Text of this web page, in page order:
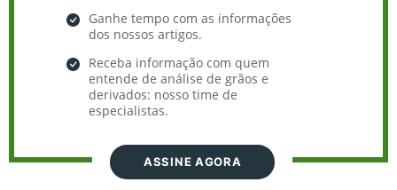
Ganhe tempo com as informações
dos nossos artigos.
Receba informação com quem
entende de análise de grãos e
derivados: nosso time de
especialistas.
ASSINE AGORA